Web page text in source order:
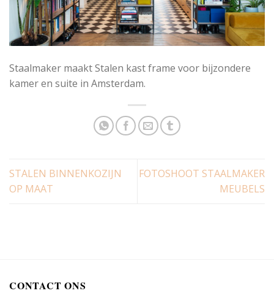
Staalmaker maakt Stalen kast frame voor bijzondere
kamer en suite in Amsterdam.
STALEN BINNENKOZIJN
OP MAAT
FOTOSHOOT STAALMAKER
MEUBELS
CONTACT ONS